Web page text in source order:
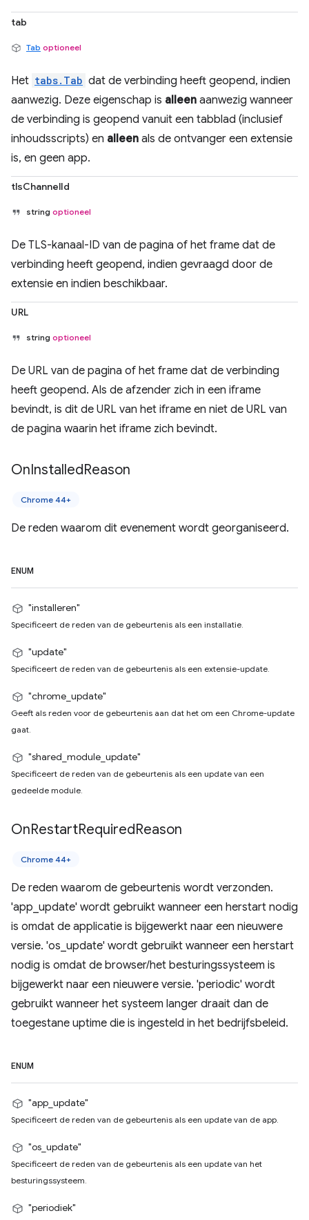
tab
Tab optioneel
Het tabs.Tab dat de verbinding heeft geopend, indien
aanwezig. Deze eigenschap is alleen aanwezig wanneer
de verbinding is geopend vanuit een tabblad (inclusief
inhoudsscripts) en alleen als de ontvanger een extensie
is, en geen app.
tlsChannelId
string optioneel
De TLS-kanaal-ID van de pagina of het frame dat de
verbinding heeft geopend, indien gevraagd door de
extensie en indien beschikbaar.
URL
string optioneel
De URL van de pagina of het frame dat de verbinding
heeft geopend. Als de afzender zich in een iframe
bevindt, is dit de URL van het iframe en niet de URL van
de pagina waarin het iframe zich bevindt.
OnInstalledReason
Chrome 44+
De reden waarom dit evenement wordt georganiseerd.
ENUM
"installeren"
Specificeert de reden van de gebeurtenis als een installatie.
"update"
Specificeert de reden van de gebeurtenis als een extensie-update.
"chrome_update"
Geeft als reden voor de gebeurtenis aan dat het om een ​​Chrome-update
gaat.
"shared_module_update"
Specificeert de reden van de gebeurtenis als een update van een
gedeelde module.
OnRestartRequiredReason
Chrome 44+
De reden waarom de gebeurtenis wordt verzonden.
'app_update' wordt gebruikt wanneer een herstart nodig
is omdat de applicatie is bijgewerkt naar een nieuwere
versie. 'os_update' wordt gebruikt wanneer een herstart
nodig is omdat de browser/het besturingssysteem is
bijgewerkt naar een nieuwere versie. 'periodic' wordt
gebruikt wanneer het systeem langer draait dan de
toegestane uptime die is ingesteld in het bedrijfsbeleid.
ENUM
"app_update"
Specificeert de reden van de gebeurtenis als een update van de app.
"os_update"
Specificeert de reden van de gebeurtenis als een update van het
besturingssysteem.
"periodiek"